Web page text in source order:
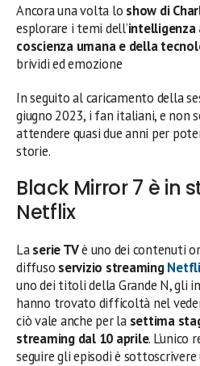
Ancora una volta lo show di
esplorare i temi dell’
coscienza umana e della
brividi ed emozione
In seguito al caricamento della
giugno 2023, i fan italiani, e non
attendere quasi due anni per
storie.
Black Mirror 7 è in
Netflix
Laserie TVè uno dei contenuti
diffuso servizio streaming
uno dei titoli della Grande N, gli
hanno trovato difficoltà nel
ciò vale anche per la settima
streaming dal 10 aprile.
seguire gli episodi è sottoscrivere